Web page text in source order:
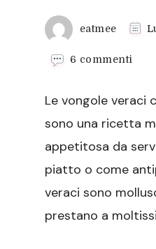
eatmee
6 commenti
con
Le vongole veraci
sono una ricetta
appetitosa da
piatto o come
veraci sono
prestano a